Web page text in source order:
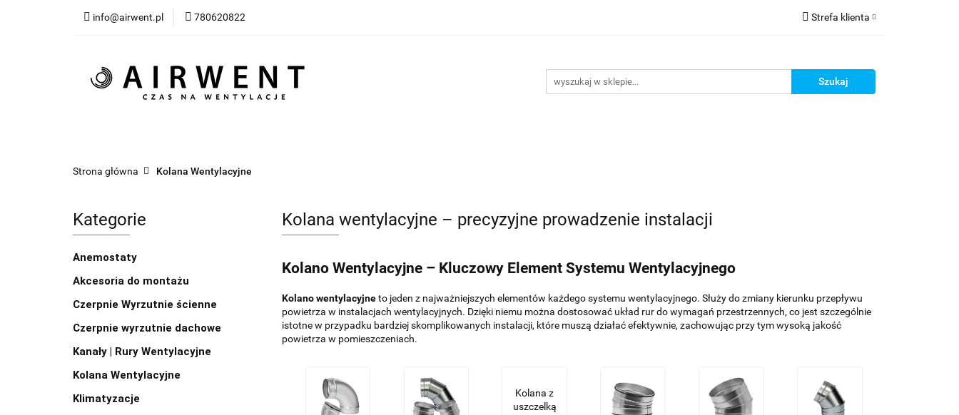
info@airwent.pl 780620822 Strefa klienta
Zarejestruj się
Dodaj zgłoszenie
Wszystkie produkty
Nowości Blog
Strona główna Kolana Wentylacyjne
Kategorie
Anemostaty
Akcesoria do montażu
Czerpnie Wyrzutnie ścienne
Czerpnie wyrzutnie dachowe
Kanały | Rury Wentylacyjne
Kolana Wentylacyjne
Klimatyzacje
Kolana wentylacyjne – precyzyjne prowadzenie instalacji
Kolano Wentylacyjne – Kluczowy Element Systemu Wentylacyjnego
Kolano wentylacyjneto jeden z najważniejszych elementów każdego systemu wentylacyjnego. Służy do zmiany kierunku przepływu
powietrza w instalacjach wentylacyjnych. Dzięki niemu można dostosować układ rur do wymagań przestrzennych, co jest szczególnie
istotne w przypadku bardziej skomplikowanych instalacji, które muszą działać efektywnie, zachowując przy tym wysoką jakość
powietrza w pomieszczeniach.
Kolana z
uszczelką